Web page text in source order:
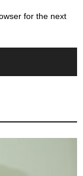
for the next